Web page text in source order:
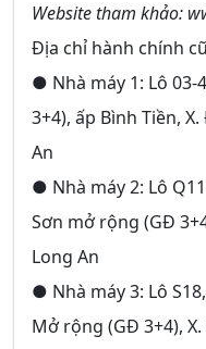
Website tham khảo:
Địa chỉ hành chính
● Nhà máy 1: Lô 03-
3+4), ấp Bình Tiền,
An
● Nhà máy 2: Lô
Sơn mở rộng (GĐ
Long An
● Nhà máy 3: Lô
Mở rộng (GĐ 3+4),